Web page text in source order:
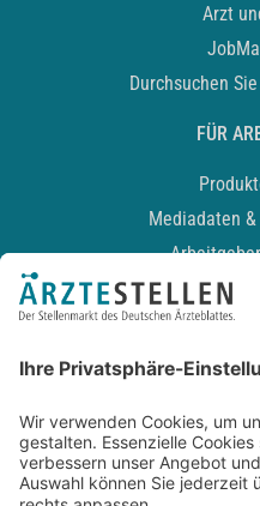
Arzt
Durchsuchen
FÜR
Mediadaten